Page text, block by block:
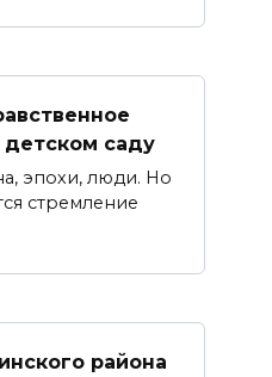
детском саду
эпохи, люди. Но
стремление
района